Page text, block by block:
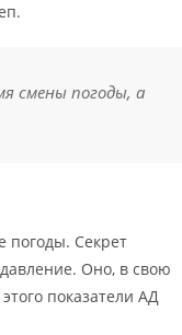
смены погоды, а
погоды. Секрет
Оно, в свою
показатели АД